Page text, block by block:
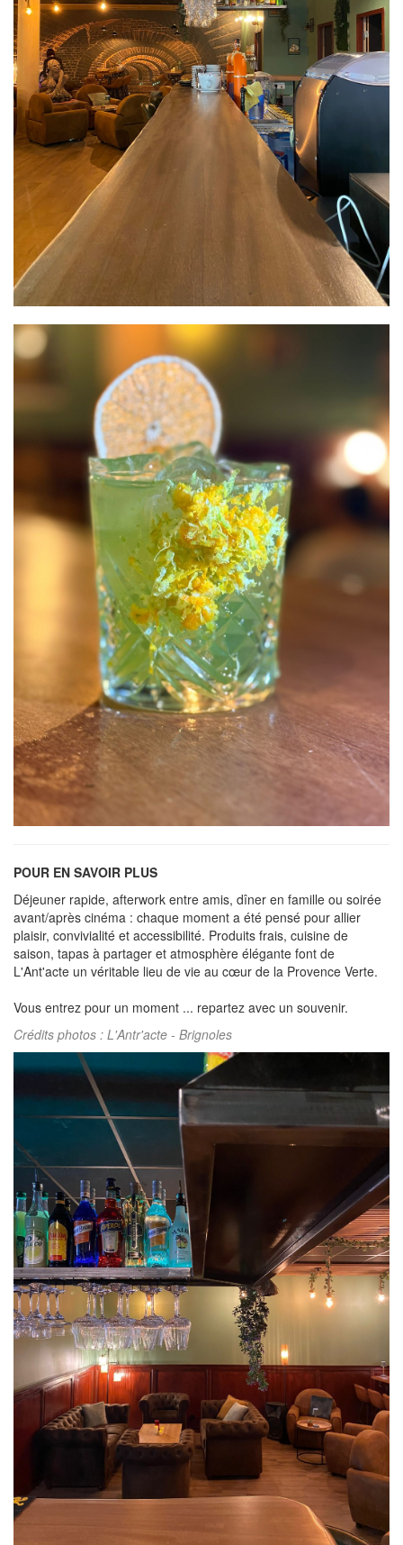
POUR EN SAVOIR PLUS
Déjeuner rapide, afterwork entre amis, dîner en famille ou soirée
avant/après cinéma : chaque moment a été pensé pour allier
plaisir, convivialité et accessibilité. Produits frais, cuisine de
saison, tapas à partager et atmosphère élégante font de
L'Ant'acte un véritable lieu de vie au cœur de la Provence Verte.
Vous entrez pour un moment ... repartez avec un souvenir.
Crédits photos : L'Antr'acte - Brignoles